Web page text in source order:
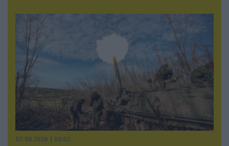
07.08.2026 | 08:02